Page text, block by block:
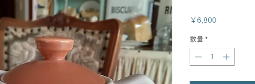
￥6,800
数量 *